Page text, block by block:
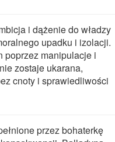
i dążenie do władzy
upadku i izolacji.
poprzez manipulacje i
zostaje ukarana,
cnoty i sprawiedliwości
przez bohaterkę